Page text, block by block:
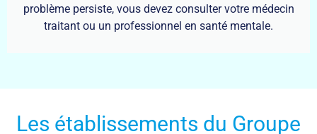
problème persiste, vous devez consulter votre médecin
traitant ou un professionnel en santé mentale.
Les établissements du Groupe